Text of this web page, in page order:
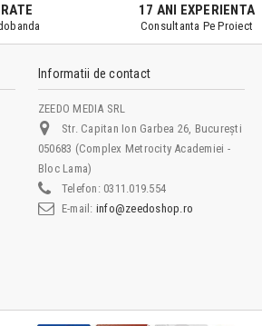
17 ANI EXPERIENTA
Consultanta Pe Proiect
Informatii de contact
ZEEDO MEDIA SRL
Str. Capitan Ion Garbea 26, București
050683 (Complex Metrocity Academiei -
Bloc Lama)
Telefon: 0311.019.554
E-mail: info@zeedoshop.ro